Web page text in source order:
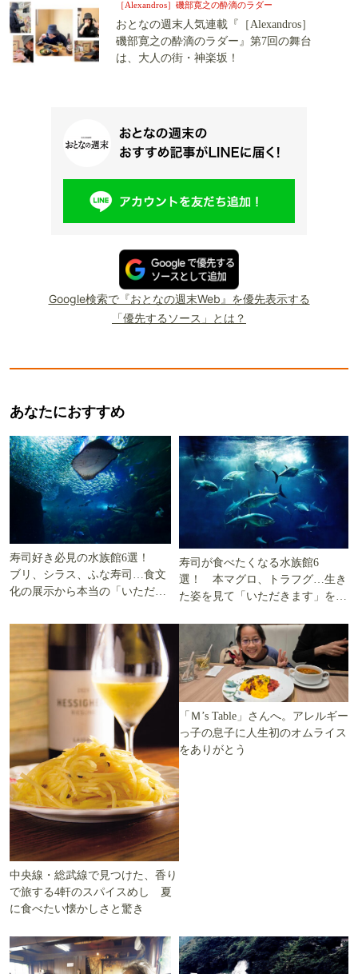
［Alexandros］磯部寛之の酔滴のラダー
おとなの週末人気連載『［Alexandros］
磯部寛之の酔滴のラダー』第7回の舞台
は、大人の街・神楽坂！
Google検索で『おとなの週末Web』を優先表示する
「優先するソース」とは？
あなたにおすすめ
寿司好き必見の水族館6選！
ブリ、シラス、ふな寿司…食文
化の展示から本当の「いただき
寿司が食べたくなる水族館6
選！ 本マグロ、トラフグ…生き
た姿を見て「いただきます」を考
中央線・総武線で見つけた、香り
で旅する4軒のスパイスめし 夏
に食べたい懐かしさと驚き
「Ｍ’s Table」さんへ。アレルギー
っ子の息子に人生初のオムライス
をありがとう